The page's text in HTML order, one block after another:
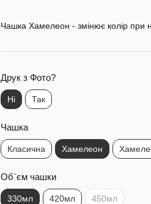
Чашка Хамелеон - змінює колір при
Друк з Фото?
Ні Так
Чашка
Класична Хамелеон
Об`єм чашки
330мл 420мл 450мл